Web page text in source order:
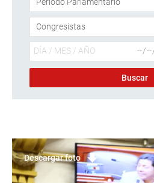
Descargar foto